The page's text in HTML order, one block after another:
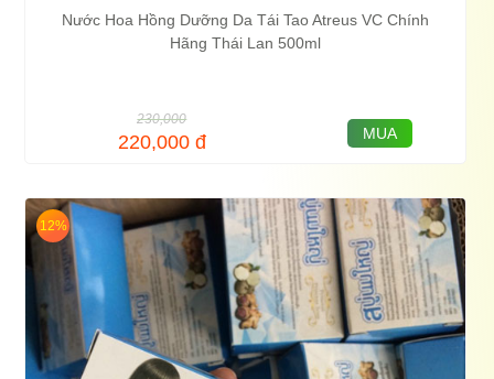
Nước Hoa Hồng Dưỡng Da Tái Tao Atreus VC Chính
Hãng Thái Lan 500ml
230,000
220,000 đ MUA
12%